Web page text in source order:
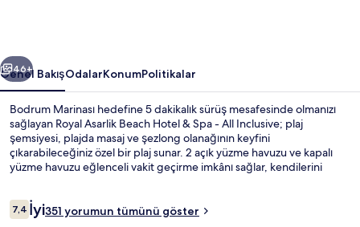
Inclusive
için
fotoğraf
galerisi
Sonraki
46+
Genel BakışOdalarKonumPolitikalar
Bodrum Marinası hedefine 5 dakikalık sürüş mesafesinde olmanızı
sağlayan Royal Asarlik Beach Hotel & Spa - All Inclusive; plaj
şemsiyesi, plajda masaj ve şezlong olanağının keyfini
çıkarabileceğiniz özel bir plaj sunar. 2 açık yüzme havuzu ve kapalı
yüzme havuzu eğlenceli vakit geçirme imkânı sağlar, kendilerini
arasından biri olan Panorama kahvaltı, öğle yemeği ve akşam yemeği
Yorumlar
7,47,4/10
İyi351 yorumun tümünü göster